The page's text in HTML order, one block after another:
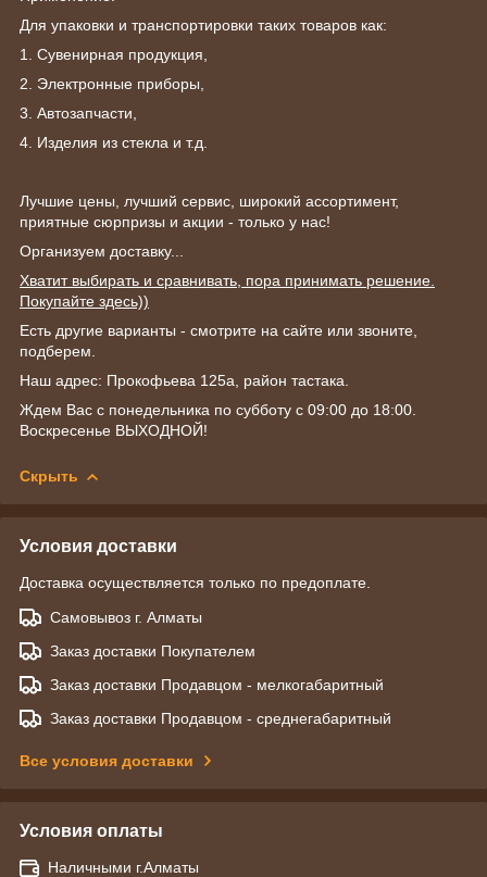
Для упаковки и транспортировки таких товаров как:
1. Сувенирная продукция,
2. Электронные приборы,
3. Автозапчасти,
4. Изделия из стекла и т.д.
Лучшие цены, лучший сервис, широкий ассортимент,
приятные сюрпризы и акции - только у нас!
Организуем доставку...
Хватит выбирать и сравнивать, пора принимать решение.
Покупайте здесь))
Есть другие варианты - смотрите на сайте или звоните,
подберем.
Наш адрес: Прокофьева 125а, район тастака.
Ждем Вас с понедельника по субботу с 09:00 до 18:00.
Воскресенье ВЫХОДНОЙ!
Скрыть
Условия доставки
Доставка осуществляется только по предоплате.
Самовывоз г. Алматы
Заказ доставки Покупателем
Заказ доставки Продавцом - мелкогабаритный
Заказ доставки Продавцом - среднегабаритный
Все условия доставки
Условия оплаты
Наличными г.Алматы